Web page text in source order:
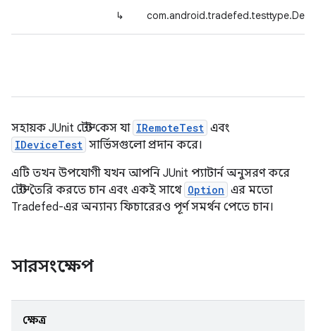
↳
সহায়ক JUnit টেস্ট কেস যা IRemoteTest এবং
IDeviceTest সার্ভিসগুলো প্রদান করে।
এটি তখন উপযোগী যখন আপনি JUnit প্যাটার্ন অনুসরণ করে
টেস্ট তৈরি করতে চান এবং একই সাথে Option এর মতো
Tradefed-এর অন্যান্য ফিচারেরও পূর্ণ সমর্থন পেতে চান।
সারসংক্ষেপ
ক্ষেত্র